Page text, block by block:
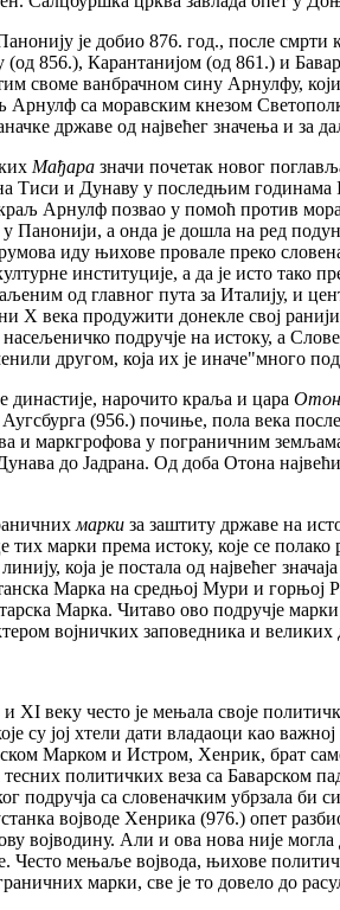
је добио 876. год., после
856.), Карантанијом (од 861.) и
своме ванбрачном сину Арнулфу,
Арнулф са моравским кнезом
државе од највећег значења и за
Мађара значи почетак новог
и Дунаву у последњим годинама
Арнулф позвао у помоћ против
Панонији, а онда је дошла на ред
иду њихове провале преко
институције, а да је исто тако
од главног пута за Италију, и
X века продужити донекле свој
насељеничко подручје на истоку, а
другом, која их је иначе"много
династије, нарочито краља и цара
(956.) почиње, пола века
и маркгрофова у пограничним
до Јадрана. Од доба Отона
марки за заштиту државе на
марки према истоку, које се
која је постала од највећег
Марка на средњој Мури и
Марка. Читаво ово подручје
војничких заповедника и
веку често је мењала своје
су јој хтели дати владаоци као
Марком и Истром, Хенрик, брат
тесних политичких веза са Баварском
подручја са словеначким убрзала би
војводе Хенрика (976.) опет
Али и ова нова није могла
мењаље војвода, њихове
марки, све је то довело до